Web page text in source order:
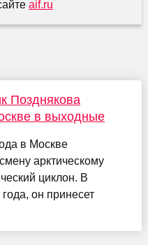
aif.ru
Позднякова
в выходные
в Москве
арктическому
циклон. В
он принесет